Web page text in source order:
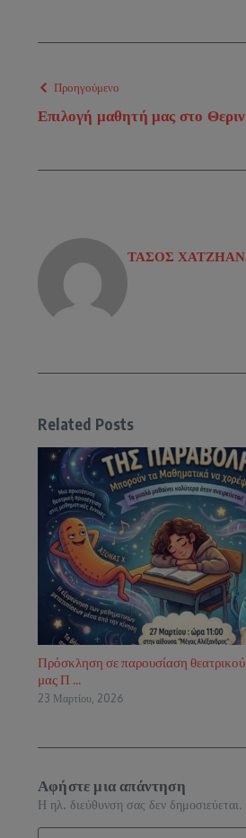
Προηγούμενο
Επιλογή μαθητή μας στο
ΤΑΣΟΣ
Related Posts
Πρόσκληση σε παρουσίαση
μας Π ...
23 Μαρτίου, 2026
Αφήστε μια απάντηση
Η ηλ. διεύθυνση σας δεν δημοσιεύεται.